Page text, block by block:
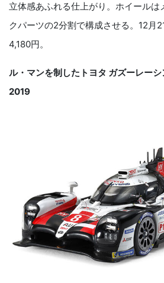
立体感あふれる仕上がり。ホイールは
クパーツの2分割で構成させる。12月
4,180円。
ル・マンを制したトヨタ ガズーレー
2019